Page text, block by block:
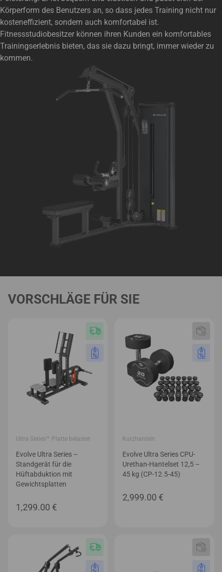
Körperform des Benutzers an, so dass jedes Training nicht nur
kosteneffizient, sondern auch komfortabel ist.
Fitnessstudiobesitzer können ihren Kunden ein komfortables
Trainingserlebnis bieten, das sie dazu bringt, immer wieder zu
kommen.
VORSCHLÄGE FÜR SIE
Ultra Series™ Platte belastet
Evolve Ultra Series –
Standgerät für die
Hüftabduktion mit
Gewichtsplatten
1,299.00 €
Kurzhanteln
Evolve Ultra Series CPU-
Urethan-Hantelset 12,5 –
45 kg (CP-12.5-45)
2,999.00 €